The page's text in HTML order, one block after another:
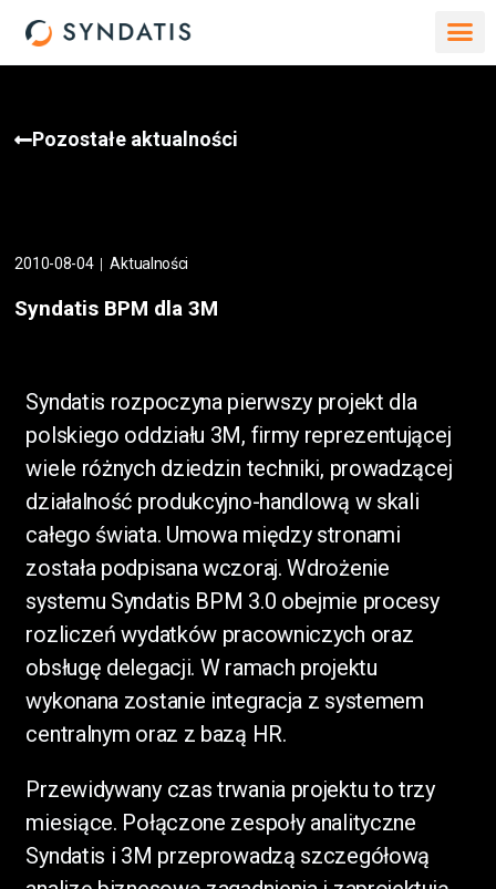
Pozostałe aktualności
2010-08-04 Aktualności
Syndatis BPM dla 3M
Syndatis rozpoczyna pierwszy projekt dla
polskiego oddziału 3M, firmy reprezentującej
wiele różnych dziedzin techniki, prowadzącej
działalność produkcyjno-handlową w skali
całego świata. Umowa między stronami
została podpisana wczoraj. Wdrożenie
systemu Syndatis BPM 3.0 obejmie procesy
rozliczeń wydatków pracowniczych oraz
obsługę delegacji. W ramach projektu
wykonana zostanie integracja z systemem
centralnym oraz z bazą HR.
Przewidywany czas trwania projektu to trzy
miesiące. Połączone zespoły analityczne
Syndatis i 3M przeprowadzą szczegółową